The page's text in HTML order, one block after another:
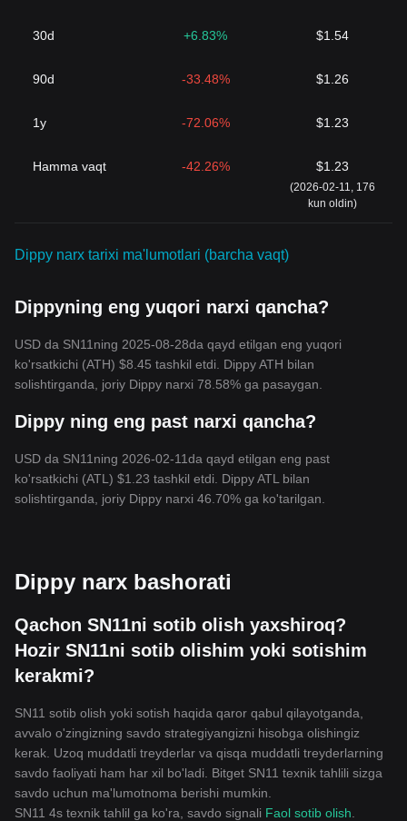
30d +6.83% $1.54
90d -33.48% $1.26
1y -72.06% $1.23
Hamma vaqt -42.26% $1.23
(2026-02-11, 176
kun oldin)
Dippy narx tarixi ma'lumotlari (barcha vaqt)
Dippyning eng yuqori narxi qancha?
USD da SN11ning 2025-08-28da qayd etilgan eng yuqori
ko'rsatkichi (ATH) $8.45 tashkil etdi. Dippy ATH bilan
solishtirganda, joriy Dippy narxi 78.58% ga pasaygan.
Dippy ning eng past narxi qancha?
USD da SN11ning 2026-02-11da qayd etilgan eng past
ko'rsatkichi (ATL) $1.23 tashkil etdi. Dippy ATL bilan
solishtirganda, joriy Dippy narxi 46.70% ga ko'tarilgan.
Dippy narx bashorati
Qachon SN11ni sotib olish yaxshiroq?
Hozir SN11ni sotib olishim yoki sotishim
kerakmi?
SN11 sotib olish yoki sotish haqida qaror qabul qilayotganda,
avvalo o'zingizning savdo strategiyangizni hisobga olishingiz
kerak. Uzoq muddatli treyderlar va qisqa muddatli treyderlarning
savdo faoliyati ham har xil bo'ladi. Bitget SN11 texnik tahlili sizga
savdo uchun ma'lumotnoma berishi mumkin.
SN11 4s texnik tahlil ga ko'ra, savdo signali Faol sotib olish